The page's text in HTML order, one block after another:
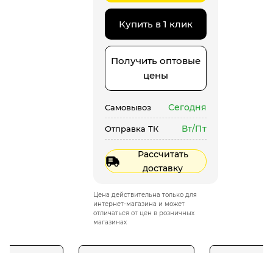
Купить в 1 клик
Получить оптовые
цены
Самовывоз Сегодня
Отправка ТК Вт/Пт
Рассчитать
доставку
Цена действительна только для
интернет-магазина и может
отличаться от цен в розничных
магазинах